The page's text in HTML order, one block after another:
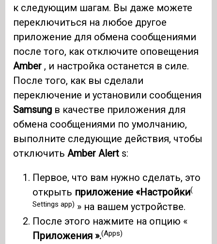
к следующим шагам. Вы даже можете
переключиться на любое другое
приложение для обмена сообщениями
после того, как отключите оповещения
Amber , и настройка останется в силе.
После того, как вы сделали
переключение и установили сообщения
Samsung в качестве приложения для
обмена сообщениями по умолчанию,
выполните следующие действия, чтобы
отключитьAmber Alert s:
Первое, что вам нужно сделать, это
открыть приложение «Настройки(
Settings app) » на вашем устройстве.
После этого нажмите на опцию «
Приложения ».(Apps)